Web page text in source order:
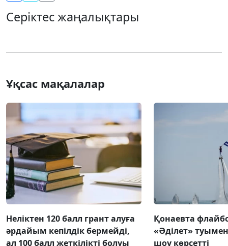
Серіктес жаңалықтары
Ұқсас мақалалар
Неліктен 120 балл грант алуға
әрдайым кепілдік бермейді,
ал 100 балл жеткілікті болуы
Қонаевта
«Әділет» туымен
шоу көрсетті